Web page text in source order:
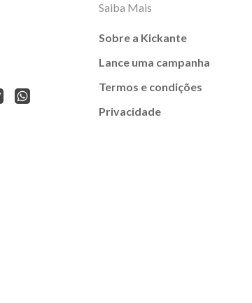
Saiba Mais
Sobre a Kickante
Lance uma campanha
Termos e condições
Privacidade